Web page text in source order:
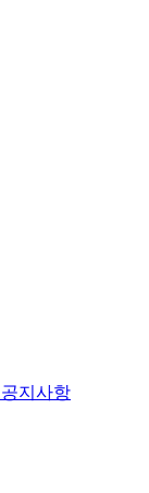
공지사항